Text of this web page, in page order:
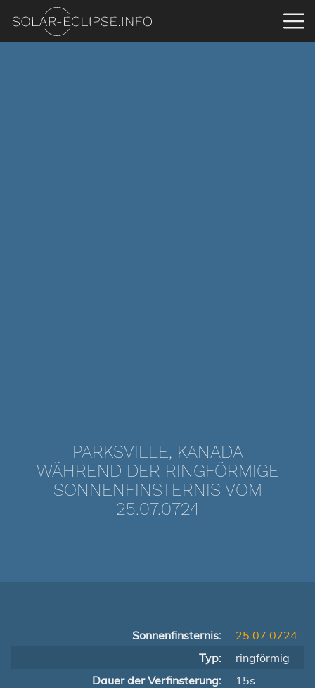
PARKSVILLE, KANADA
WÄHREND DER RINGFÖRMIGE
SONNENFINSTERNIS VOM
25.07.0724
Sonnenfinsternis:
25.07.0724
Typ:
ringförmig
Dauer der Verfinsterung:
15s